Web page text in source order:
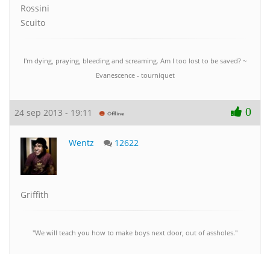
Rossini
Scuito
I'm dying, praying, bleeding and screaming. Am I too lost to be saved? ~
Evanescence - tourniquet
24 sep 2013 - 19:11 0
Wentz 12622
Griffith
"We will teach you how to make boys next door, out of assholes."